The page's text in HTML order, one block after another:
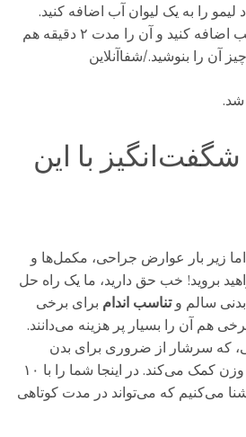
را به یک لیوان آب اضافه کنید.
سیرها را له کرده به ترکیب اضافه کنید و آن را مدت ۲ دقیقه هم
آن را بنوشید./شفاآنلاین
شد.
با این
زیر بار عوارض جراحی، مکمل‌ها و
بروید! خب حق دارید، ما یک راه حل
سالم وتناسب اندام برای برخی
هم آن را بسیار پر هزینه می‌دانند.
که سرشار از ضروری برای بدن
هستند، به شما در کاهش وزن کمک می‌کند. در اینجا شما را با ۱۰
می‌کنیم که می‌تواند در مدت کوتاهی